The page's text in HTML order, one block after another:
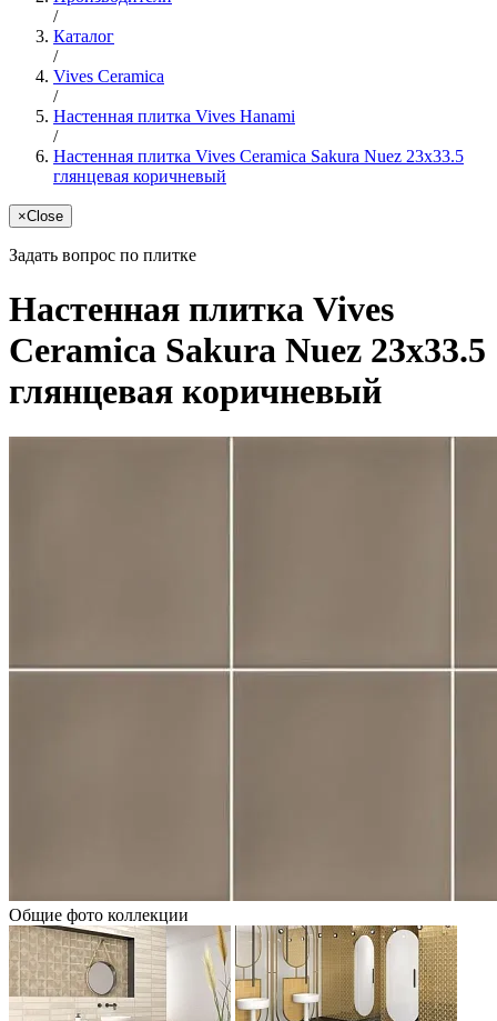
/
Каталог
/
Vives Ceramica
/
Настенная плитка Vives Hanami
/
Настенная плитка Vives Ceramica Sakura Nuez 23x33.5
глянцевая коричневый
×Close
Задать вопрос по плитке
Настенная плитка Vives
Ceramica Sakura Nuez 23x33.5
глянцевая коричневый
Общие фото коллекции